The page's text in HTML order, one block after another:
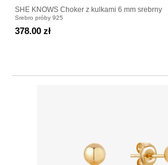
SHE KNOWS Choker z kulkami 6 mm srebrny
Srebro próby 925
378.00 zł